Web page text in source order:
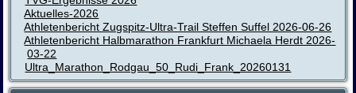
Aktuelles-2026
Athletenbericht Zugspitz-Ultra-Trail Steffen Suffel 2026-06-26
Athletenbericht Halbmarathon Frankfurt Michaela Herdt 2026-
03-22
Ultra_Marathon_Rodgau_50_Rudi_Frank_20260131